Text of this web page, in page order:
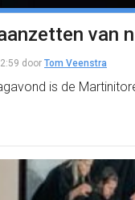
van
door Tom Veenstra
is de